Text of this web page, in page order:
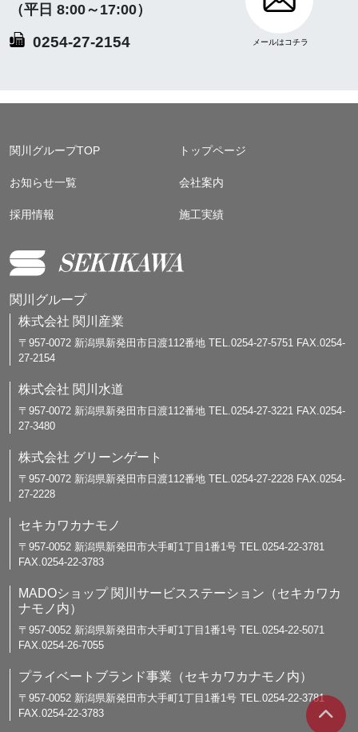
（平日 8:00～17:00）
0254-27-2154
関川グループTOP トップページ
お知らせ一覧 会社案内
採用情報 施工実績
関川グループ
株式会社 関川産業
〒957-0072 新潟県新発田市日渡112番地 TEL.0254-27-5751 FAX.0254-
27-2154
株式会社 関川水道
〒957-0072 新潟県新発田市日渡112番地 TEL.0254-27-3221 FAX.0254-
27-3480
株式会社 グリーンゲート
〒957-0072 新潟県新発田市日渡112番地 TEL.0254-27-2228 FAX.0254-
27-2228
セキカワカナモノ
〒957-0052 新潟県新発田市大手町1丁目1番1号 TEL.0254-22-3781
FAX.0254-22-3783
MADOショップ 関川サービスステーション（セキカワカ
ナモノ内）
〒957-0052 新潟県新発田市大手町1丁目1番1号 TEL.0254-22-5071
FAX.0254-26-7055
プライベートブランド事業（セキカワカナモノ内）
〒957-0052 新潟県新発田市大手町1丁目1番1号 TEL.0254-22-3781
FAX.0254-22-3783